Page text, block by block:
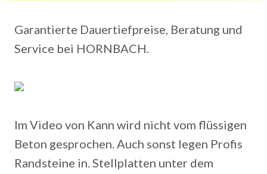
Garantierte Dauertiefpreise, Beratung und
Service bei HORNBACH.
Im Video von Kann wird nicht vom flüssigen
Beton gesprochen. Auch sonst legen Profis
Randsteine in. Stellplatten unter dem